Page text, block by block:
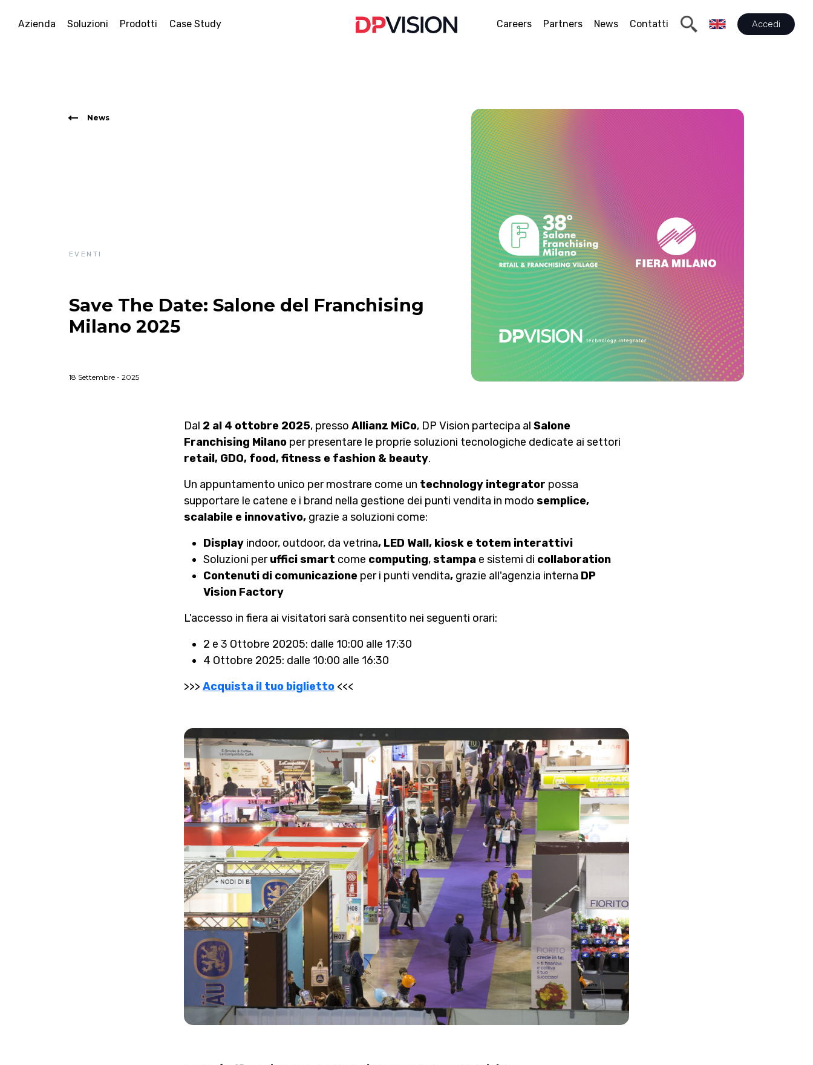
Azienda Soluzioni Prodotti Case Study Careers Partners News Contatti Accedi
News
EVENTI
Save The Date: Salone del Franchising
Milano 2025
18 Settembre - 2025
Dal 2 al 4 ottobre 2025, presso Allianz MiCo, DP Vision partecipa al Salone
Franchising Milano per presentare le proprie soluzioni tecnologiche dedicate ai settori
retail, GDO, food, fitness e fashion & beauty.
Un appuntamento unico per mostrare come un technology integrator possa
supportare le catene e i brand nella gestione dei punti vendita in modo semplice,
scalabile e innovativo, grazie a soluzioni come:
Display indoor, outdoor, da vetrina, LED Wall, kiosk e totem interattivi
Soluzioni peruffici smart come computing,stampa e sistemi di collaboration
Contenuti di comunicazione per i punti vendita, grazie all'agenzia interna DP
Vision Factory
L'accesso in fiera ai visitatori sarà consentito nei seguenti orari:
2 e 3 Ottobre 20205: dalle 10:00 alle 17:30
4 Ottobre 2025: dalle 10:00 alle 16:30
>>> Acquista il tuo biglietto <<<